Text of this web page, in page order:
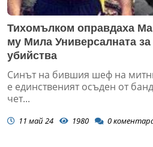
Тихомълком оправдаха
му Мила Универсалната
убийства
Синът на бившия шеф на
е единственият осъден от
чет...
11 май 24 1980 0